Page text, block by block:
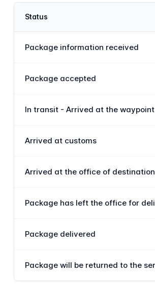
Status
Package information received
Package accepted
In transit - Arrived at the waypoint
Arrived at customs
Arrived at the office of destination
Package has left the office for
Package delivered
Package will be returned to the